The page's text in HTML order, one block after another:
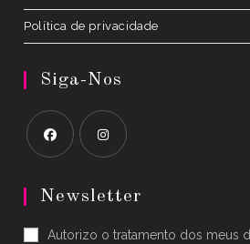
Política de privacidade
Siga-Nos
in
new
in
new
Newsletter
Autorizo o tratamento dos meus